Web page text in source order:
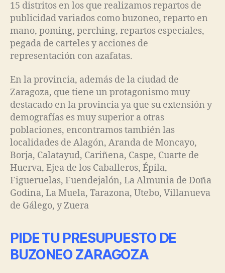
15 distritos en los que realizamos repartos de
publicidad variados como buzoneo, reparto en
mano, poming, perching, repartos especiales,
pegada de carteles y acciones de
representación con azafatas.
En la provincia, además de la ciudad de
Zaragoza, que tiene un protagonismo muy
destacado en la provincia ya que su extensión y
demografías es muy superior a otras
poblaciones, encontramos también las
localidades de Alagón, Aranda de Moncayo,
Borja, Calatayud, Cariñena, Caspe, Cuarte de
Huerva, Ejea de los Caballeros, Épila,
Figueruelas, Fuendejalón, La Almunia de Doña
Godina, La Muela, Tarazona, Utebo, Villanueva
de Gálego, y Zuera
PIDE TU PRESUPUESTO DE
BUZONEO ZARAGOZA